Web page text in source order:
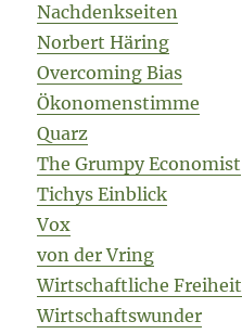
Nachdenkseiten
Norbert Häring
Overcoming Bias
Ökonomenstimme
Quarz
The Grumpy Economist
Tichys Einblick
Vox
von der Vring
Wirtschaftliche Freiheit
Wirtschaftswunder